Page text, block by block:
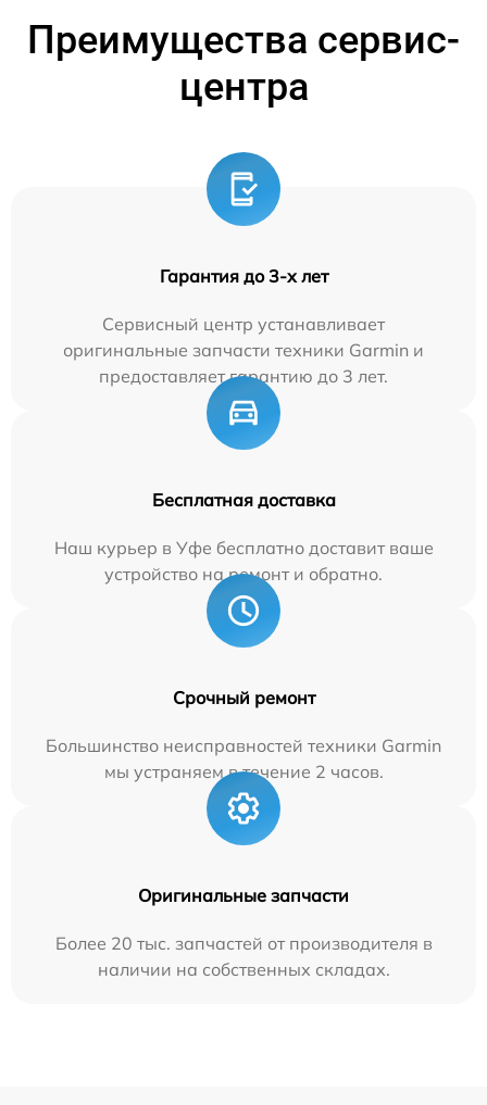
Преимущества сервис-
центра
Гарантия до 3-х лет
Сервисный центр устанавливает
оригинальные запчасти техники Garmin и
предоставляет гарантию до 3 лет.
Бесплатная доставка
Наш курьер в Уфе бесплатно доставит ваше
устройство на ремонт и обратно.
Срочный ремонт
Большинство неисправностей техники Garmin
мы устраняем в течение 2 часов.
Оригинальные запчасти
Более 20 тыс. запчастей от производителя в
наличии на собственных складах.